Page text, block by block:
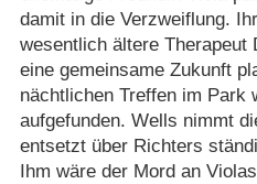
damit in die Verzweiflung.
wesentlich ältere Therapeut
eine gemeinsame Zukunft
nächtlichen Treffen im Park
aufgefunden. Wells nimmt
entsetzt über Richters
Ihm wäre der Mord an